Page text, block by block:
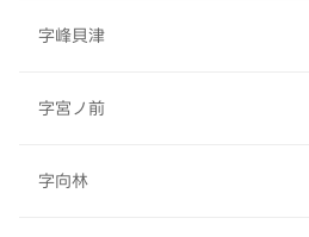
字峰貝津
字宮ノ前
字向林